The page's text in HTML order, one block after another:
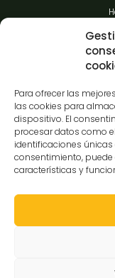
Para ofrecer las
las cookies para
dispositivo. El
procesar datos como
identificaciones únicas
consentimiento,
características y